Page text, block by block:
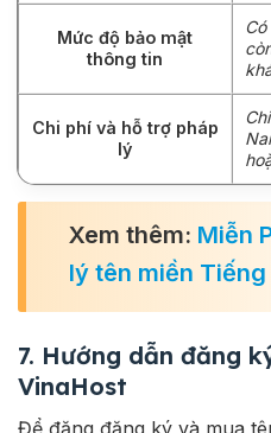
Mức độ bảo mật
thông tin
Chi phí và hỗ trợ pháp
lý
Xem thêm: Miễn
lý tên miền
7. Hướng dẫn đăng
VinaHost